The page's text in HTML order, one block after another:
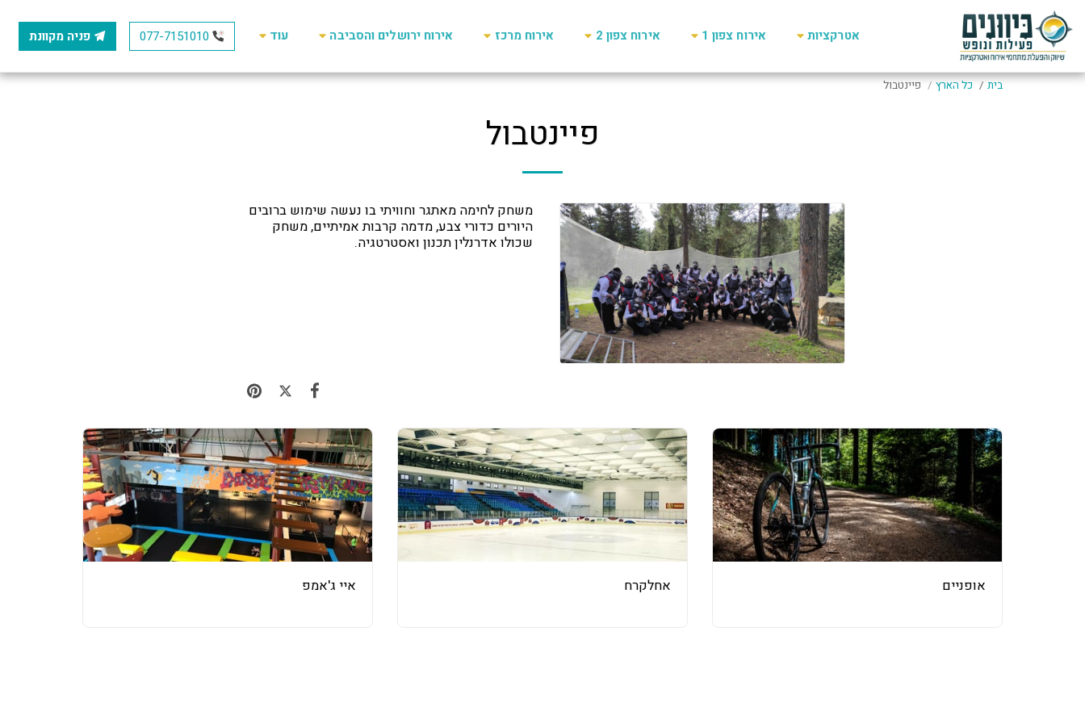
אטרקציות אירוח צפון 1 אירוח צפון 2 אירוח מרכז אירוח ירושלים והסביבה עוד 077-7151010 פניה מקוונת
בית כל הארץ פיינטבול
פיינטבול
משחק לחימה מאתגר וחוויתי בו נעשה שימוש ברובים
היורים כדורי צבע, מדמה קרבות אמיתיים, משחק
שכולו אדרנלין תכנון ואסטרטגיה.
אופניים אחלקרח איי ג'אמפ